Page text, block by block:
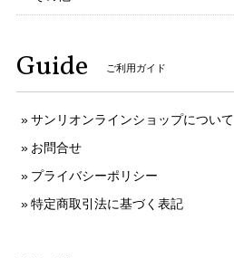
Guide ご利用ガイド
サンリオンラインショップについて
お問合せ
プライバシーポリシー
特定商取引法に基づく表記